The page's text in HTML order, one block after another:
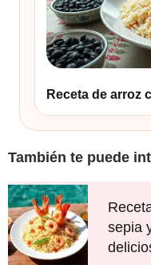
Receta de arroz
También te puede
sepia